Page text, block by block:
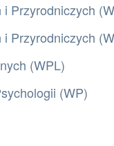
i Przyrodniczych
i Przyrodniczych
(WPL)
(WP)